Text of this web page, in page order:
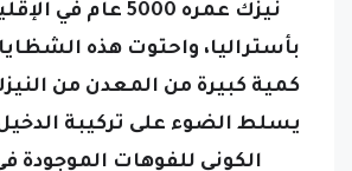
بأستراليا، واحتوت هذه الشظايا
كمية كبيرة من المعدن من
يسلط الضوء على تركيبة
الكوني للفوهات الموجودة